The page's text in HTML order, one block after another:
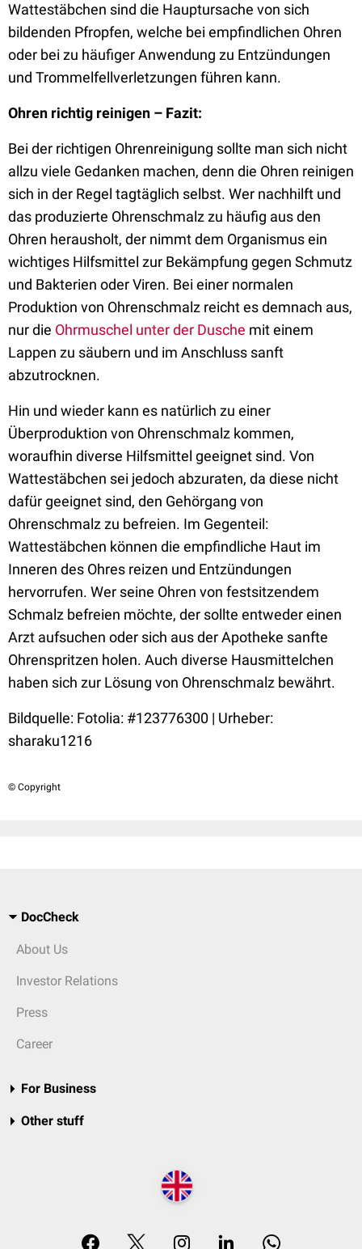
Wattestäbchen sind die Hauptursache von sich
bildenden Pfropfen, welche bei empfindlichen Ohren
oder bei zu häufiger Anwendung zu Entzündungen
und Trommelfellverletzungen führen kann.
Ohren richtig reinigen – Fazit:
Bei der richtigen Ohrenreinigung sollte man sich nicht
allzu viele Gedanken machen, denn die Ohren reinigen
sich in der Regel tagtäglich selbst. Wer nachhilft und
das produzierte Ohrenschmalz zu häufig aus den
Ohren herausholt, der nimmt dem Organismus ein
wichtiges Hilfsmittel zur Bekämpfung gegen Schmutz
und Bakterien oder Viren. Bei einer normalen
Produktion von Ohrenschmalz reicht es demnach aus,
nur die Ohrmuschel unter der Dusche mit einem
Lappen zu säubern und im Anschluss sanft
abzutrocknen.
Hin und wieder kann es natürlich zu einer
Überproduktion von Ohrenschmalz kommen,
woraufhin diverse Hilfsmittel geeignet sind. Von
Wattestäbchen sei jedoch abzuraten, da diese nicht
dafür geeignet sind, den Gehörgang von
Ohrenschmalz zu befreien. Im Gegenteil:
Wattestäbchen können die empfindliche Haut im
Inneren des Ohres reizen und Entzündungen
hervorrufen. Wer seine Ohren von festsitzendem
Schmalz befreien möchte, der sollte entweder einen
Arzt aufsuchen oder sich aus der Apotheke sanfte
Ohrenspritzen holen. Auch diverse Hausmittelchen
haben sich zur Lösung von Ohrenschmalz bewährt.
Bildquelle: Fotolia: #123776300 | Urheber:
sharaku1216
© Copyright
DocCheck
About Us
Investor Relations
Press
Career
For Business
Other stuff